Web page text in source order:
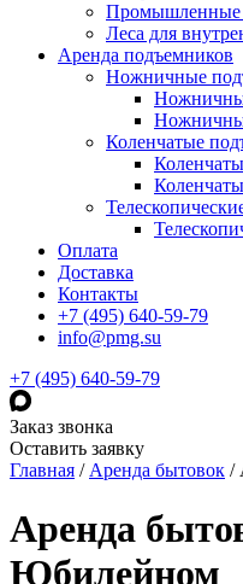
Промышленные
Леса для
Аренда подъемников
Ножничные
Коленчатые
Оплата
Доставка
Контакты
+7 (495) 640-59-79
info@pmg.su
+7 (495) 640-59-79
Заказ звонка
Оставить заявку
Главная / Аренда бытовок /
Аренда
Юбилейном